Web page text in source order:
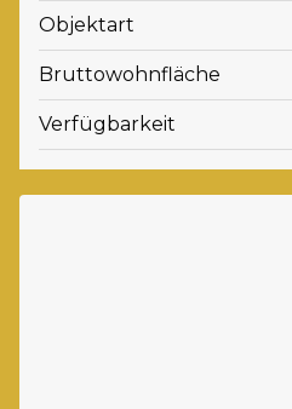
Objektart
Bruttowohnfläche
Verfügbarkeit